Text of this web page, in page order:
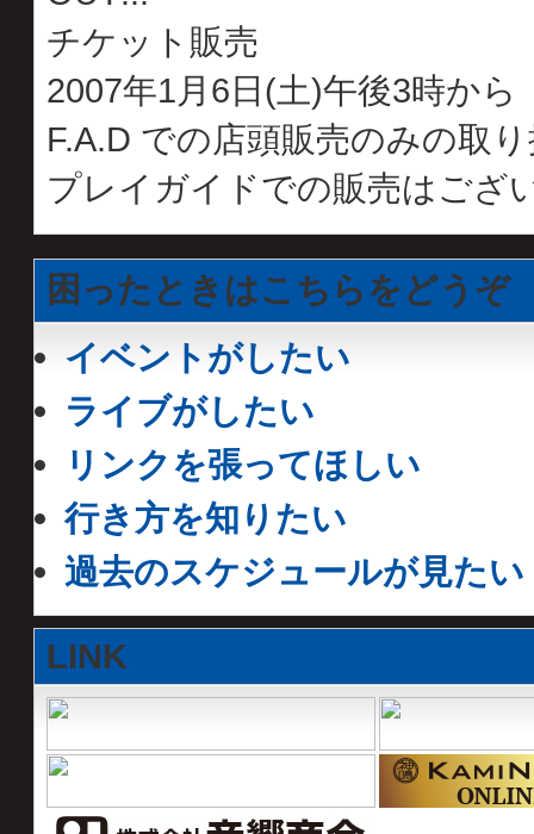
チケット販売
2007年1月6日(土)午後3時から
F.A.D での店頭販売のみの取
プレイガイドでの販売はござ
困ったときはこちらをどうぞ
イベントがしたい
ライブがしたい
リンクを張ってほしい
行き方を知りたい
過去のスケジュールが見たい
LINK